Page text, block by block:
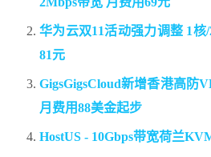
华为云双11活动强力调整 1
81元
GigsGigsCloud新增香港高防
月费用88美金起步
HostUS - 10Gbps带宽荷兰